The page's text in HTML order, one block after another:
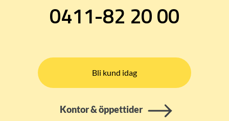
0411-82 20 00
Bli kund idag
Kontor & öppettider